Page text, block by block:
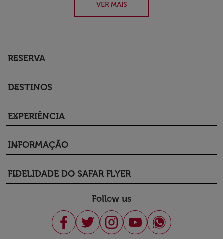
VER MAIS
RESERVA
keyboard_arrow_down
DESTINOS
keyboard_arrow_down
EXPERIÊNCIA
keyboard_arrow_down
INFORMAÇÃO
keyboard_arrow_down
FIDELIDADE DO SAFAR FLYER
keyboard_arrow_down
Follow us